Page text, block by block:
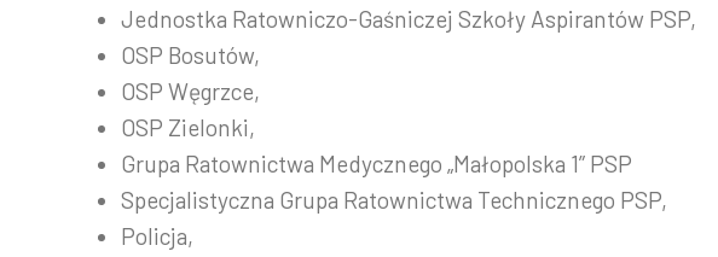
Jednostka Ratowniczo-Gaśniczej Szkoły Aspirantów PSP,
OSP Bosutów,
OSP Węgrzce,
OSP Zielonki,
Grupa Ratownictwa Medycznego „Małopolska 1” PSP
Specjalistyczna Grupa Ratownictwa Technicznego PSP,
Policja,